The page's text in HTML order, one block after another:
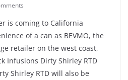
is coming to California
of a can as BEVMO, the
retailer on the west coast,
Infusions Dirty Shirley RTD
Shirley RTD will also be